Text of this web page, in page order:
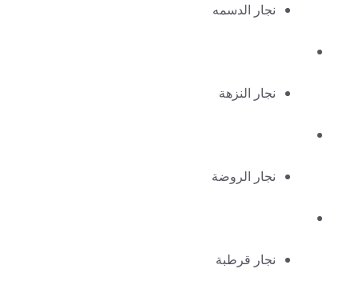
نجار الدسمه
نجار النزهة
نجار الروضة
نجار قرطبة